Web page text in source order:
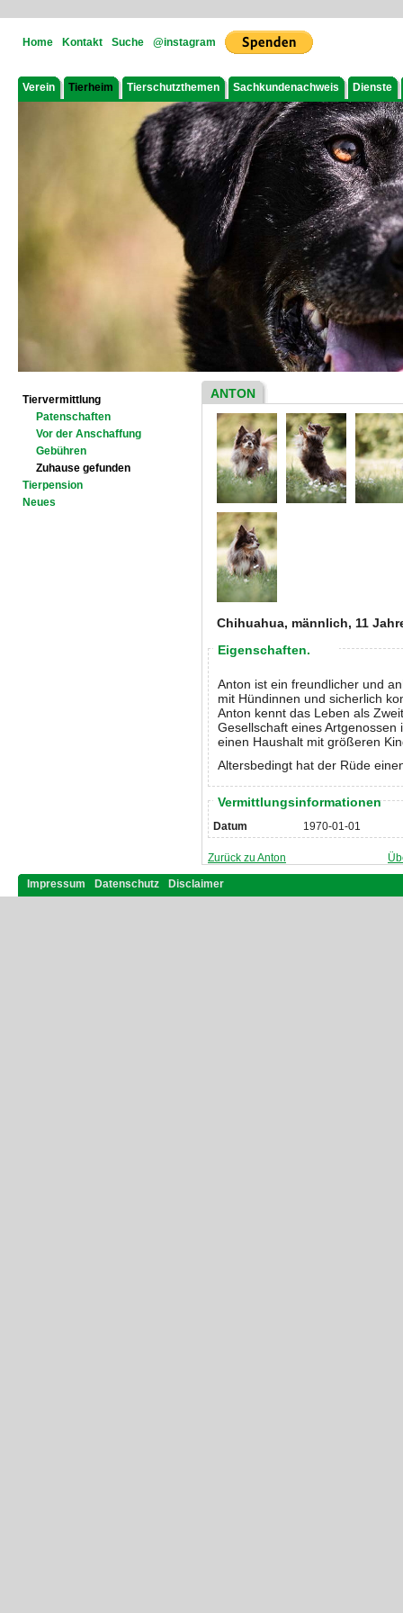
Home Kontakt Suche @instagram
Verein Tierheim Tierschutzthemen Sachkundenachweis Dienste
Tiervermittlung
Patenschaften
Vor der Anschaffung
Gebühren
Zuhause gefunden
Tierpension
Neues
ANTON
Chihuahua, männlich, 11
Eigenschaften.
Anton ist ein freundlicher und
mit Hündinnen und sicherlich
Anton kennt das Leben als
Gesellschaft eines
einen Haushalt mit größeren
Altersbedingt hat der Rüde
Vermittlungsinformationen
Datum 1970-01-01
Zurück zu Anton
Impressum Datenschutz Disclaimer